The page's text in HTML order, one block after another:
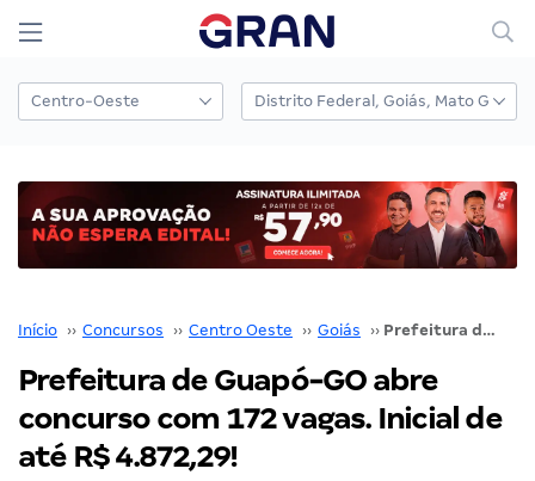
Início ›› Concursos ›› Centro Oeste ›› Goiás ›› Prefeitura de Guapó-GO abre concurso com 172 vagas. Inicial de até R$ 4.872,29!
Prefeitura de Guapó-GO abre
concurso com 172 vagas. Inicial de
até R$ 4.872,29!